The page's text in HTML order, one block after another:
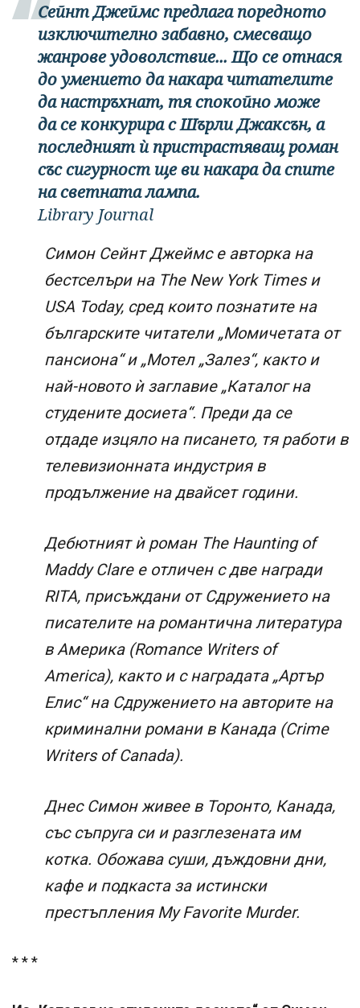
Сейнт Джеймс предлага поредното
изключително забавно, смесващо
жанрове удоволствие... Що се отнася
до умението да накара читателите
да настръхнат, тя спокойно може
да се конкурира с Шърли Джаксън, а
последният ѝ пристрастяващ роман
със сигурност ще ви накара да спите
на светната лампа.
Library Journal
Симон Сейнт Джеймс е авторка на
бестселъри на The New York Times и
USA Today, сред които познатите на
българските читатели „Момичетата от
пансиона“ и „Мотел „Залез“, както и
най-новото ѝ заглавие „Каталог на
студените досиета“. Преди да се
отдаде изцяло на писането, тя работи в
телевизионната индустрия в
продължение на двайсет години.
Дебютният ѝ роман The Haunting of
Maddy Clare е отличен с две награди
RITA, присъждани от Сдружението на
писателите на романтична литература
в Америка (Romance Writers of
America), както и с наградата „Артър
Елис“ на Сдружението на авторите на
криминални романи в Канада (Crime
Writers of Canada).
Днес Симон живее в Торонто, Канада,
със съпруга си и разглезената им
котка. Обожава суши, дъждовни дни,
кафе и подкаста за истински
престъпления My Favorite Murder.
* * *